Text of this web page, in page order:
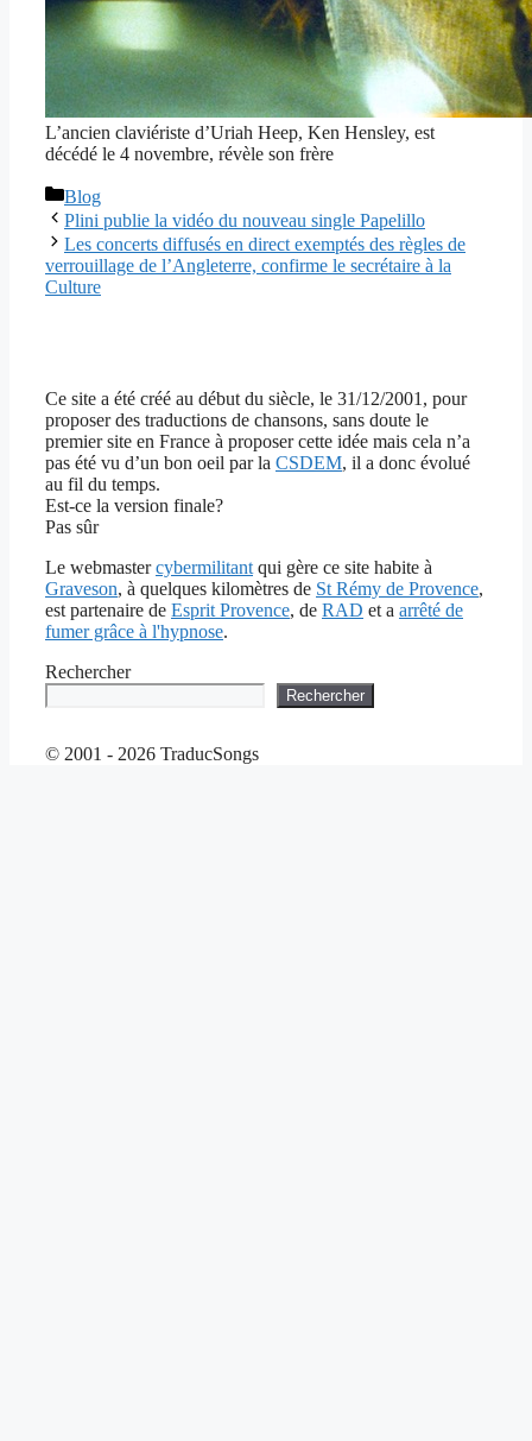
L’ancien claviériste d’Uriah Heep, Ken Hensley, est
décédé le 4 novembre, révèle son frère
Catégories
Blog
Plini publie la vidéo du nouveau single Papelillo
Les concerts diffusés en direct exemptés des règles de
verrouillage de l’Angleterre, confirme le secrétaire à la
Culture
Ce site a été créé au début du siècle, le 31/12/2001, pour
proposer des traductions de chansons, sans doute le
premier site en France à proposer cette idée mais cela n’a
pas été vu d’un bon oeil par la CSDEM, il a donc évolué
au fil du temps.
Est-ce la version finale?
Pas sûr
Le webmastercybermilitant qui gère ce site habite à
Graveson, à quelques kilomètres de St Rémy de Provence,
est partenaire de Esprit Provence, de RAD et a arrêté de
fumer grâce à l'hypnose.
Rechercher
Rechercher
© 2001 - 2026 TraducSongs